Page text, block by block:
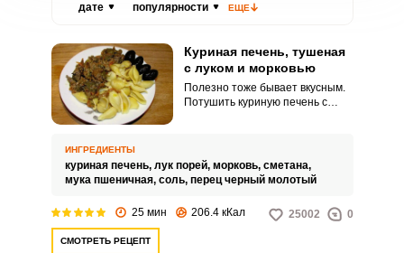
дате
популярности ЕЩЕ
Куриная печень, тушеная
с луком и морковью
Полезно тоже бывает вкусным.
Потушить куриную печень с
ИНГРЕДИЕНТЫ
куриная печень, лук порей, морковь, сметана,
мука пшеничная, соль, перец черный молотый
25 мин 206.4 кКал 25002 0
СМОТРЕТЬ РЕЦЕПТ